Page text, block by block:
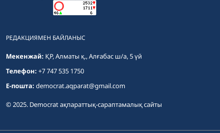
РЕДАКЦИЯМЕН БАЙЛАНЫС
Мекенжай: ҚР, Алматы қ., Алғабас ш/а, 5 үй
Телефон: +7 747 535 1750
E-пошта: democrat.aqparat@gmail.com
© 2025. Democrat ақпараттық-сараптамалық сайты